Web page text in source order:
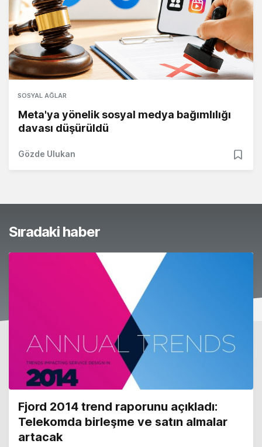
SOSYAL AĞLAR
Meta'ya yönelik sosyal medya bağımlılığı
davası düşürüldü
Gözde Ulukan
Sıradaki haber
Fjord 2014 trend raporunu açıkladı:
Telekomda birleşme ve satın almalar
artacak